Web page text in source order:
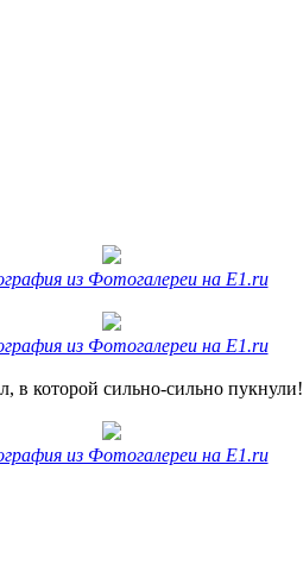
из Фотогалереи на E1.ru
из Фотогалереи на E1.ru
в которой сильно-сильно пукнули!
из Фотогалереи на E1.ru